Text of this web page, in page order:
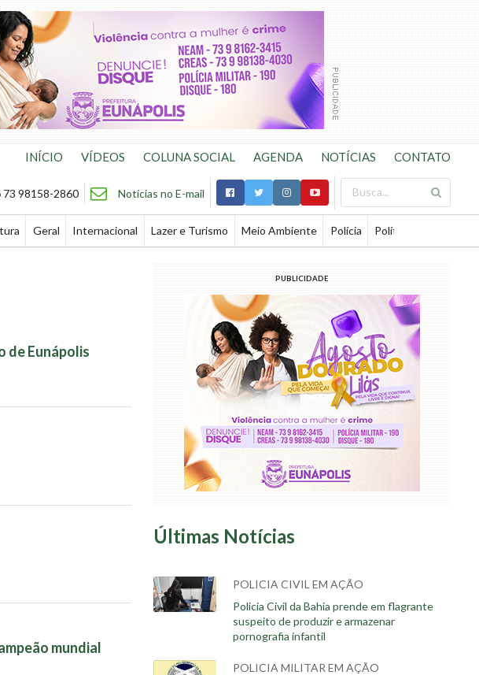
INÍCIO VÍDEOS COLUNA SOCIAL AGENDA NOTÍCIAS CONTATO
73 98158-2860 Notícias no E-mail
Geral Internacional Lazer e Turismo Meio Ambiente Polícia Política
de Eunápolis
mundial
PUBLICIDADE
Últimas Notícias
POLICIA CIVIL EM AÇÃO
Policia Civil da Bahia prende em flagrante
suspeito de produzir e armazenar
pornografia infantil
POLICIA MILITAR EM AÇÃO